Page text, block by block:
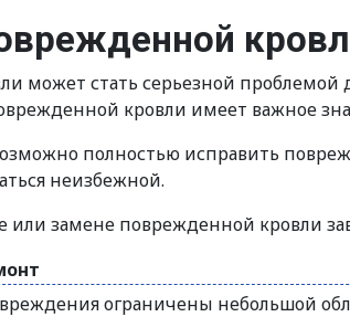
может стать серьезной
кровли имеет важное
полностью исправить
неизбежной.
замене поврежденной кровли
ограничены небольшой